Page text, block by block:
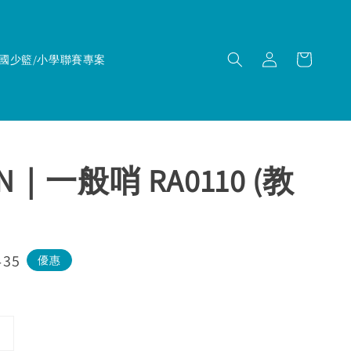
少籃/小學聯賽專案
｜一般哨 RA0110 (教
優惠